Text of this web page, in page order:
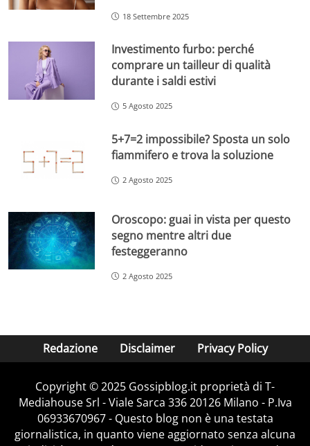
18 Settembre 2025
Investimento furbo: perché
comprare un tailleur di qualità
durante i saldi estivi
5 Agosto 2025
5+7=2 impossibile? Sposta un solo
fiammifero e trova la soluzione
2 Agosto 2025
Oroscopo: guai in vista per questo
segno mentre altri due
festeggeranno
2 Agosto 2025
Redazione Disclaimer Privacy Policy
Copyright © 2025 Gossipblog.it proprietà di T-
Mediahouse Srl - Viale Sarca 336 20126 Milano - P.Iva
06933670967 - Questo blog non è una testata
giornalistica, in quanto viene aggiornato senza alcuna